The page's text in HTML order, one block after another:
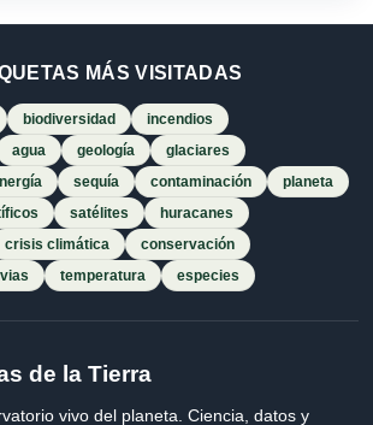
MÁS VISITADAS
biodiversidad
incendios
agua geología
glaciares
sequía contaminación
planeta
satélites
huracanes
crisis climática
conservación
temperatura especies
de la Tierra
vivo del planeta. Ciencia, datos y